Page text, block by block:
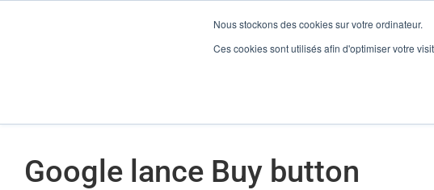
Nous stockons des cookies sur votre ordinateur.
Ces cookies sont utilisés afin d'optimiser votre
Google lance Buy button